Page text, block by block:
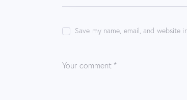
Save my name, email, and